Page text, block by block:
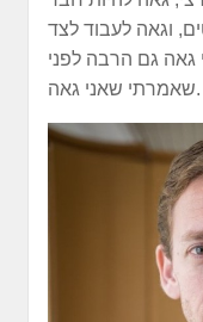
וגאה לעבוד לצד
גאה גם הרבה לפני
שאמרתי שאני גאה.